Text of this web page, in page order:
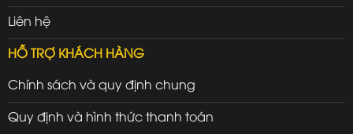
Liên hệ
HỖ TRỢ KHÁCH HÀNG
Chính sách và quy định chung
Quy định và hình thức thanh toán